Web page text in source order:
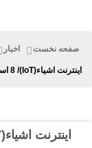
صفحه نخست اخبار
اینترنت اشیاء(IoT)/ 8 استراتژی بازاریابی برای شرکت های IoT